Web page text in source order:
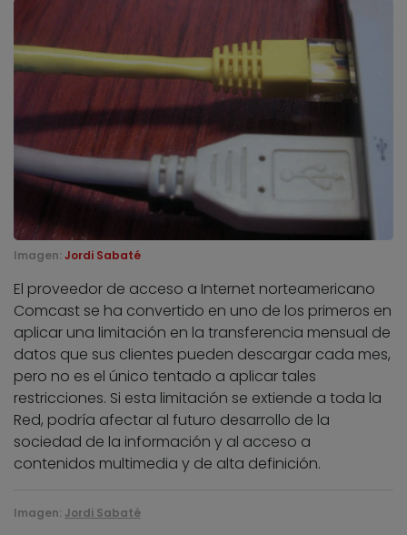
Imagen: Jordi Sabaté
El proveedor de acceso a Internet norteamericano
Comcast se ha convertido en uno de los primeros en
aplicar una limitación en la transferencia mensual de
datos que sus clientes pueden descargar cada mes,
pero no es el único tentado a aplicar tales
restricciones. Si esta limitación se extiende a toda la
Red, podría afectar al futuro desarrollo de la
sociedad de la información y al acceso a
contenidos multimedia y de alta definición.
Imagen: Jordi Sabaté